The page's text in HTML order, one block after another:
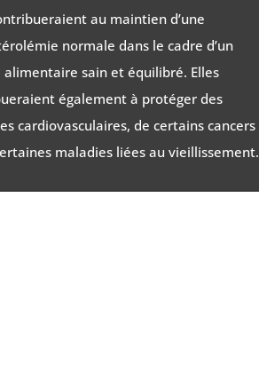
au maintien d’une
normale dans le cadre d’un
alimentaire sain et équilibré. Elles
également à protéger des
cardiovasculaires, de certains cancers
maladies liées au vieillissement.